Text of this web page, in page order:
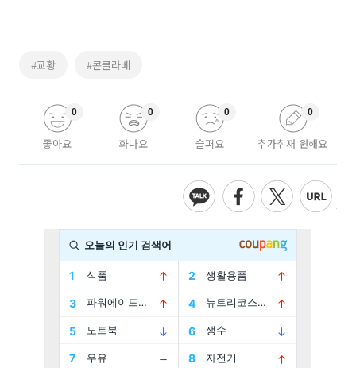
#교황 #콘클라베
좋아요
0
화나요
0
슬퍼요
0
추가취재 원해요
0